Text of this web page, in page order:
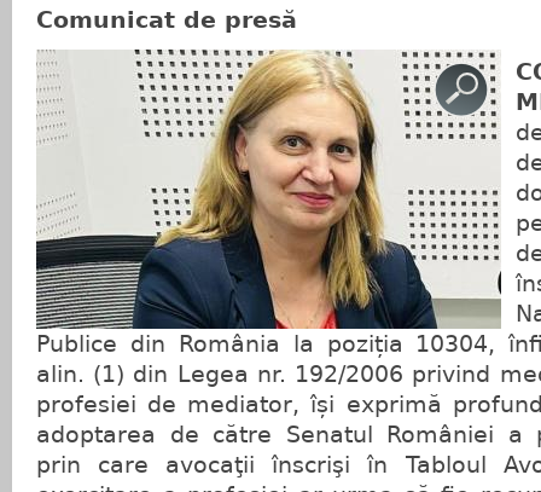
Comunicat de presă
Publice din România la poziția 10304,
alin. (1) din Legea nr. 192/2006 privind
profesiei de mediator, își exprimă
adoptarea de către Senatul României a
prin care avocaţii înscrişi în Tabloul